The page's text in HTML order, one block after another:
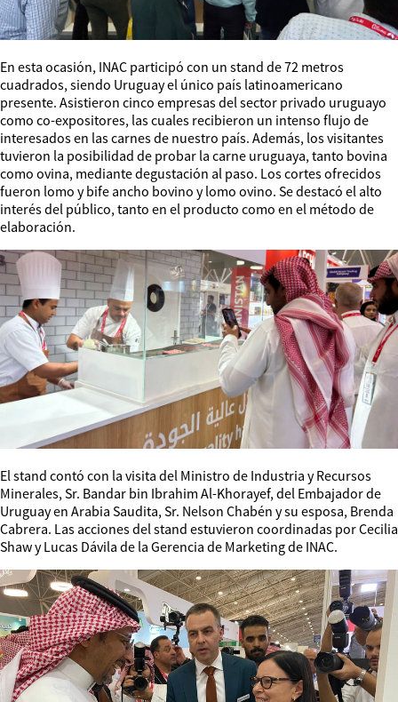
En esta ocasión, INAC participó con un stand de 72 metros
cuadrados, siendo Uruguay el único país latinoamericano
presente. Asistieron cinco empresas del sector privado uruguayo
como co-expositores, las cuales recibieron un intenso flujo de
interesados en las carnes de nuestro país. Además, los visitantes
tuvieron la posibilidad de probar la carne uruguaya, tanto bovina
como ovina, mediante degustación al paso. Los cortes ofrecidos
fueron lomo y bife ancho bovino y lomo ovino. Se destacó el alto
interés del público, tanto en el producto como en el método de
elaboración.
El stand contó con la visita del Ministro de Industria y Recursos
Minerales, Sr. Bandar bin Ibrahim Al-Khorayef, del Embajador de
Uruguay en Arabia Saudita, Sr. Nelson Chabén y su esposa, Brenda
Cabrera. Las acciones del stand estuvieron coordinadas por Cecilia
Shaw y Lucas Dávila de la Gerencia de Marketing de INAC.